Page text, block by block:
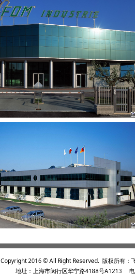
Copyright 2016 © All Right Reserved. 版权所有：
地址：上海市闵行区华宁路4188号A1213